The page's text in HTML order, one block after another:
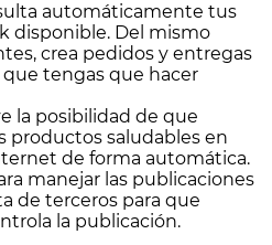
automáticamente tus
disponible. Del mismo
crea pedidos y entregas
tengas que hacer
la posibilidad de que
productos saludables en
de forma automática.
manejar las publicaciones
de terceros para que
la publicación.